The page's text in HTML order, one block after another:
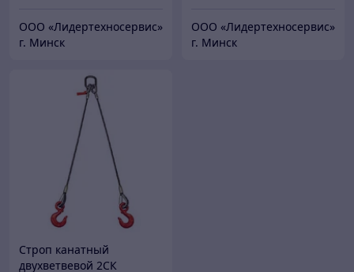
ООО «Лидертехносервис»
г. Минск
ООО «Лидертехносервис»
г. Минск
Строп канатный
двухветвевой 2СК